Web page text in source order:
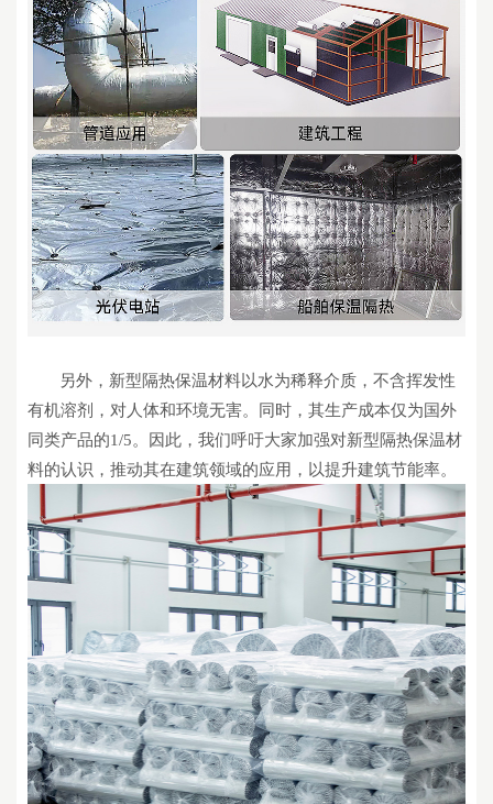
另外， 新型隔热保温材料以水为稀释介质，不含挥发性
有机溶剂，对人体和环境无害。同时，其生产成本仅为国外
同类产品的1/5。因此，我们呼吁大家加强对新型隔热保温材
料的认识，推动其在建筑领域的应用，以提升建筑节能率。